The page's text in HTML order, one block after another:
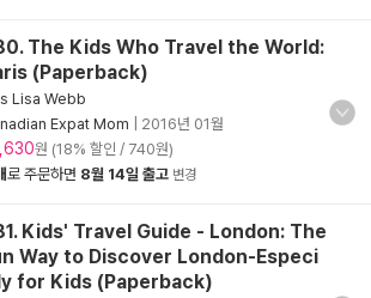
The Kids Who Travel the World:
(Paperback)
Lisa Webb
Expat Mom
2016년 01월
원 (18% 할인 / 740원)
로 주문하면 8월 14일 출고 변경
Kids' Travel Guide - London: The
Way to Discover London-Especi
for Kids (Paperback)